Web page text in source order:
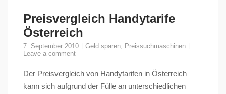
Preisvergleich Handytarife
Österreich
7. September 2010 Geld sparen, Preissuchmaschinen
Leave a comment
Der Preisvergleich von Handytarifen in Österreich
kann sich aufgrund der Fülle an unterschiedlichen